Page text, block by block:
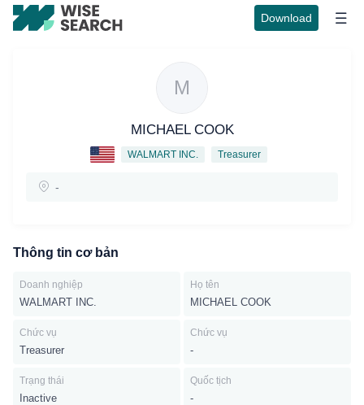
Download
M
MICHAEL COOK
WALMART INC. Treasurer
-
Thông tin cơ bản
Doanh nghiệp
WALMART INC.
Họ tên
MICHAEL COOK
Chức vụ
Treasurer
Chức vụ
-
Trạng thái
Inactive
Quốc tịch
-